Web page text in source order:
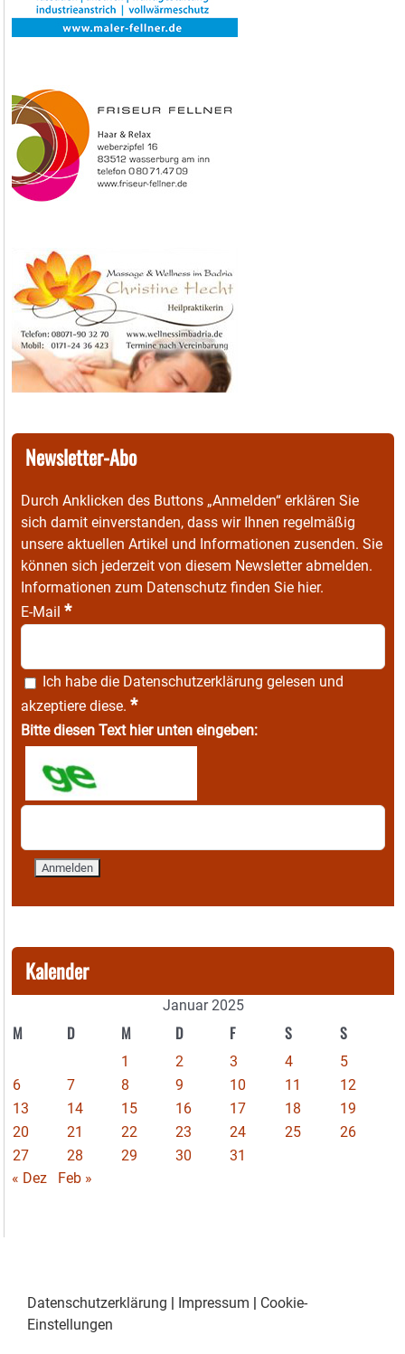
Newsletter-Abo
Durch Anklicken des Buttons „Anmelden“ erklären Sie
sich damit einverstanden, dass wir Ihnen regelmäßig
unsere aktuellen Artikel und Informationen zusenden. Sie
können sich jederzeit von diesem Newsletter abmelden.
Informationen zum Datenschutz finden Sie hier.
E-Mail *
Ich habe die Datenschutzerklärung gelesen und
akzeptiere diese. *
Bitte diesen Text hier unten eingeben:
Kalender
Januar 2025
M D M D F S S
1 2 3 4
5
6
7 8 9 10 11
12
13
14 15 16 17 18
19
20
21 22 23 24 25
26
27
28 29 30
31
« Dez
Feb »
Datenschutzerklärung Impressum
Cookie-
Einstellungen